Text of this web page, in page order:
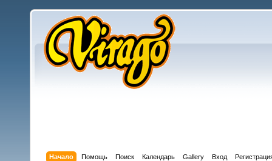
Начало Помощь Поиск Календарь Gallery Вход